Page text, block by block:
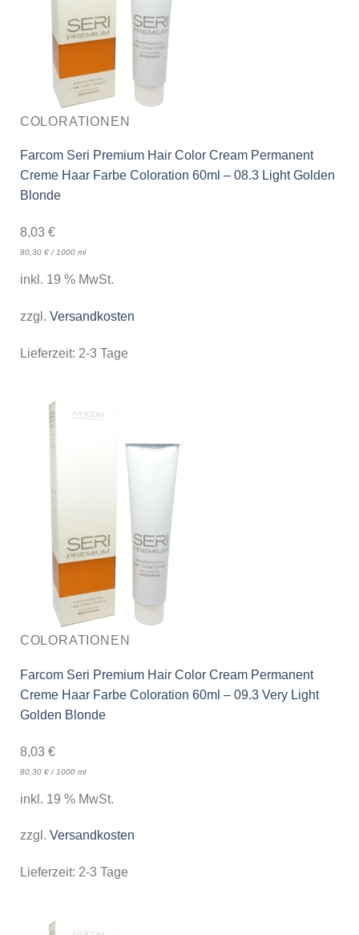
COLORATIONEN
Farcom Seri Premium Hair Color Cream Permanent
Creme Haar Farbe Coloration 60ml – 08.3 Light Golden
Blonde
8,03 €
80,30 €/ 1000 ml
inkl. 19 % MwSt.
zzgl. Versandkosten
Lieferzeit: 2-3 Tage
COLORATIONEN
Farcom Seri Premium Hair Color Cream Permanent
Creme Haar Farbe Coloration 60ml – 09.3 Very Light
Golden Blonde
8,03 €
80,30 €/ 1000 ml
inkl. 19 % MwSt.
zzgl. Versandkosten
Lieferzeit: 2-3 Tage